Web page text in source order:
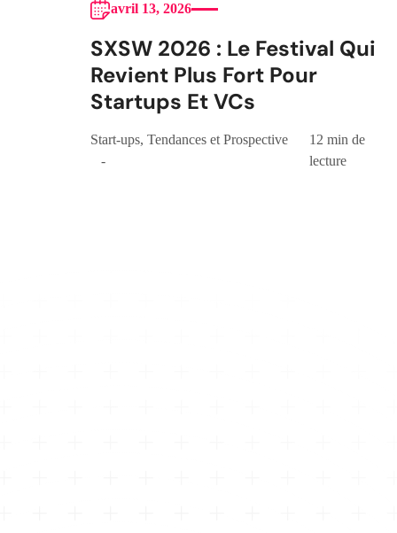
avril 13, 2026
SXSW 2026 : Le Festival Qui
Revient Plus Fort Pour
Startups Et VCs
Start-ups, Tendances et Prospective
12 min de
lecture